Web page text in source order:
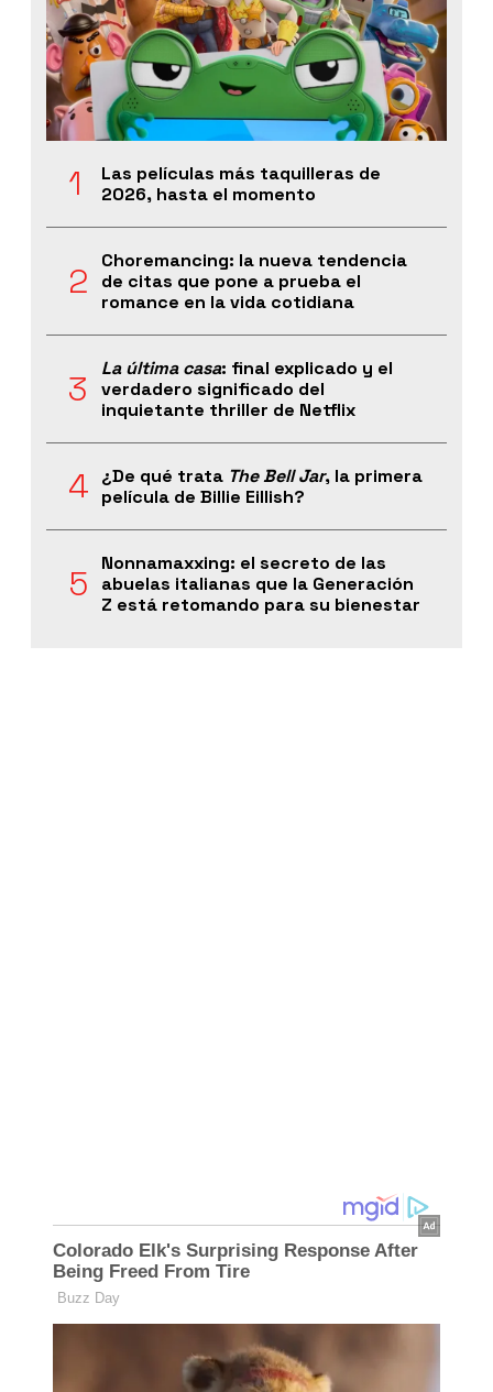
Las películas más taquilleras de
2026, hasta el momento
Choremancing: la nueva tendencia
de citas que pone a prueba el
romance en la vida cotidiana
La última casa: final explicado y el
verdadero significado del
inquietante thriller de Netflix
¿De qué trata The Bell Jar, la primera
película de Billie Eillish?
Nonnamaxxing: el secreto de las
abuelas italianas que la Generación
Z está retomando para su bienestar